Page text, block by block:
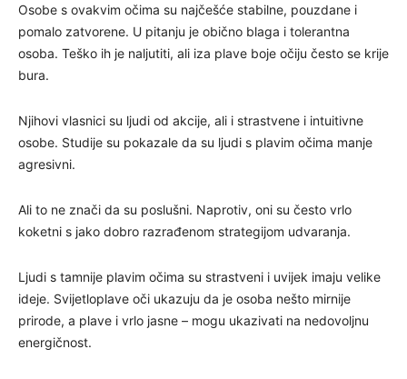
Osobe s ovakvim očima su najčešće stabilne, pouzdane i
pomalo zatvorene. U pitanju je obično blaga i tolerantna
osoba. Teško ih je naljutiti, ali iza plave boje očiju često se krije
bura.
Njihovi vlasnici su ljudi od akcije, ali i strastvene i intuitivne
osobe. Studije su pokazale da su ljudi s plavim očima manje
agresivni.
Ali to ne znači da su poslušni. Naprotiv, oni su često vrlo
koketni s jako dobro razrađenom strategijom udvaranja.
Ljudi s tamnije plavim očima su strastveni i uvijek imaju velike
ideje. Svijetloplave oči ukazuju da je osoba nešto mirnije
prirode, a plave i vrlo jasne – mogu ukazivati na nedovoljnu
energičnost.